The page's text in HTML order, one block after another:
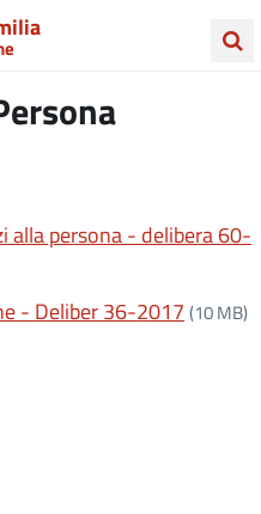
alla persona - delibera 60-
- Deliber 36-2017 (10 MB)